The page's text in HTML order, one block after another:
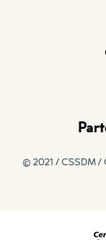
© 2021 / CSSDM /